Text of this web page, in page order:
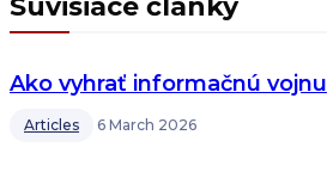
Ako vyhrať informačnú vojnu
Articles 6 March 2026